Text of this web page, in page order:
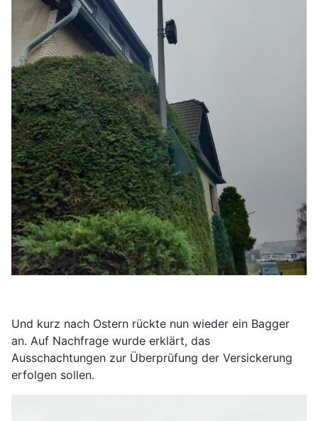
Und kurz nach Ostern rückte nun wieder ein Bagger
an. Auf Nachfrage wurde erklärt, das
Ausschachtungen zur Überprüfung der Versickerung
erfolgen sollen.